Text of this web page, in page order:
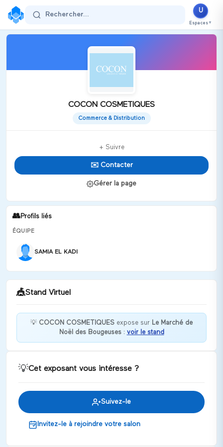
Rechercher...
U
Espaces ▼
COCON COSMETIQUES
Commerce & Distribution
+ Suivre
✉️ Contacter
Gérer la page
👥Profils liés
ÉQUIPE
SAMIA EL KADI
🎪Stand Virtuel
💡 COCON COSMETIQUES expose sur Le Marché de
Noël des Bougeuses: voir le stand
💡Cet exposant vous intéresse ?
Suivez-le
Invitez-le à rejoindre votre salon